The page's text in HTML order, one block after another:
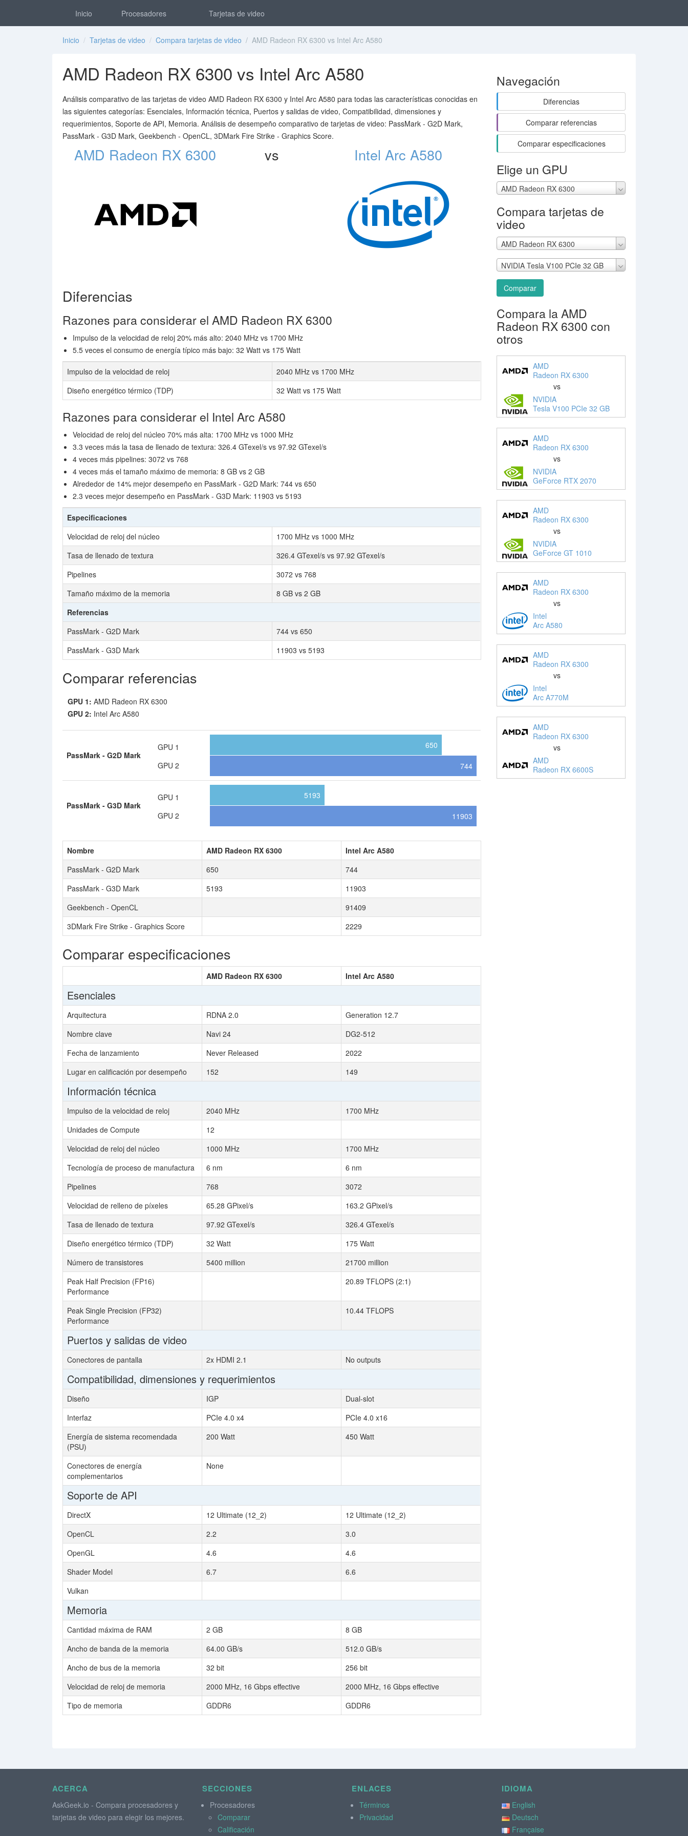
Inicio Procesadores Tarjetas de video
Inicio / Tarjetas de video / Compara tarjetas de video / AMD Radeon RX 6300 vs Intel Arc A580
AMD Radeon RX 6300 vs Intel Arc A580
Análisis comparativo de las tarjetas de video AMD Radeon RX 6300 y Intel Arc A580 para todas las características conocidas en
las siguientes categorías: Esenciales, Información técnica, Puertos y salidas de video, Compatibilidad, dimensiones y
requerimientos, Soporte de API, Memoria. Análisis de desempeño comparativo de tarjetas de video: PassMark - G2D Mark,
PassMark - G3D Mark, Geekbench - OpenCL, 3DMark Fire Strike - Graphics Score.
AMD Radeon RX 6300 vs Intel Arc A580
Diferencias
Razones para considerar el AMD Radeon RX 6300
Impulso de la velocidad de reloj 20% más alto: 2040 MHz vs 1700 MHz
5.5 veces el consumo de energía típico más bajo: 32 Watt vs 175 Watt
Impulso de la velocidad de reloj
2040 MHz vs 1700 MHz
Diseño energético térmico (TDP)
32 Watt vs 175 Watt
Razones para considerar el Intel Arc A580
Velocidad de reloj del núcleo 70% más alta: 1700 MHz vs 1000 MHz
3.3 veces más la tasa de llenado de textura: 326.4 GTexel/s vs 97.92 GTexel/s
4 veces más pipelines: 3072 vs 768
4 veces más el tamaño máximo de memoria: 8 GB vs 2 GB
Alrededor de 14% mejor desempeño en PassMark - G2D Mark: 744 vs 650
2.3 veces mejor desempeño en PassMark - G3D Mark: 11903 vs 5193
Especificaciones
Velocidad de reloj del núcleo
1700 MHz vs 1000 MHz
Tasa de llenado de textura
326.4 GTexel/s vs 97.92 GTexel/s
Pipelines
3072 vs 768
Tamaño máximo de la memoria
8 GB vs 2 GB
Referencias
PassMark - G2D Mark
744 vs 650
PassMark - G3D Mark
11903 vs 5193
Comparar referencias
GPU 1: AMD Radeon RX 6300
GPU 2: Intel Arc A580
PassMark - G2D Mark
GPU 1
GPU 2
650
744
PassMark - G3D Mark
GPU 1
GPU 2
5193
11903
Nombre AMD Radeon RX 6300
Intel Arc A580
PassMark - G2D Mark
650
744
PassMark - G3D Mark
5193
11903
Geekbench - OpenCL
91409
3DMark Fire Strike - Graphics Score
2229
Comparar especificaciones
AMD Radeon RX 6300 Intel Arc A580
Esenciales
Arquitectura RDNA 2.0
Generation 12.7
Nombre clave
Navi 24
DG2-512
Fecha de lanzamiento
Never Released
2022
Lugar en calificación por desempeño
152 149
Información técnica
Impulso de la velocidad de reloj 2040 MHz
1700 MHz
Unidades de Compute
12
Velocidad de reloj del núcleo
1000 MHz
1700 MHz
Tecnología de proceso de manufactura
6 nm
6 nm
Pipelines
768
3072
Velocidad de relleno de píxeles
65.28 GPixel/s
163.2 GPixel/s
Tasa de llenado de textura
97.92 GTexel/s
326.4 GTexel/s
Diseño energético térmico (TDP)
32 Watt
175 Watt
Número de transistores
5400 million
21700 million
Peak Half Precision (FP16)
Performance
20.89 TFLOPS (2:1)
Peak Single Precision (FP32)
Performance
10.44 TFLOPS
Puertos y salidas de video
Conectores de pantalla 2x HDMI 2.1 No outputs
Compatibilidad, dimensiones y requerimientos
Diseño IGP
Dual-slot
Interfaz
PCIe 4.0 x4
PCIe 4.0 x16
Energía de sistema recomendada
(PSU)
200 Watt 450 Watt
Conectores de energía
complementarios
None
Soporte de API
DirectX 12 Ultimate (12_2)
12 Ultimate (12_2)
OpenCL
2.2
3.0
OpenGL
4.6
4.6
Shader Model
6.7
6.6
Vulkan
Memoria
Cantidad máxima de RAM 2 GB
8 GB
Ancho de banda de la memoria
64.00 GB/s
512.0 GB/s
Ancho de bus de la memoria
32 bit
256 bit
Velocidad de reloj de memoria
2000 MHz, 16 Gbps effective
2000 MHz, 16 Gbps effective
Tipo de memoria
GDDR6 GDDR6
Navegación
Diferencias
Comparar referencias
Comparar especificaciones
Elige un GPU
AMD Radeon RX 6300
Compara tarjetas de
video
AMD Radeon RX 6300
NVIDIA Tesla V100 PCIe 32 GB
Comparar
Compara la AMD
Radeon RX 6300 con
otros
AMD
Radeon RX 6300
vs
NVIDIA
Tesla V100 PCIe 32 GB
AMD
Radeon RX 6300
vs
NVIDIA
GeForce RTX 2070
AMD
Radeon RX 6300
vs
NVIDIA
GeForce GT 1010
AMD
Radeon RX 6300
vs
Intel
Arc A580
AMD
Radeon RX 6300
vs
Intel
Arc A770M
AMD
Radeon RX 6300
vs
AMD
Radeon RX 6600S
ACERCA
AskGeek.io - Compara procesadores y
tarjetas de video para elegir los mejores.
SECCIONES
Procesadores
Comparar
Calificación
ENLACES
Términos
Privacidad
IDIOMA
English
Deutsch
Française